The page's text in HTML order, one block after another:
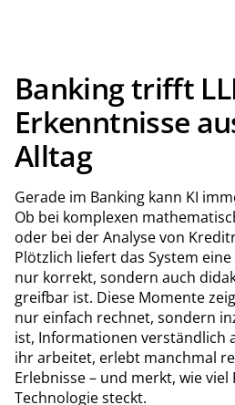
Banking trifft
Erkenntnisse
Alltag
Gerade im Banking kann KI
Ob bei komplexen
oder bei der Analyse von
Plötzlich liefert das System
nur korrekt, sondern auch
greifbar ist. Diese Momente
nur einfach rechnet, sondern
ist, Informationen verständlich
ihr arbeitet, erlebt manchmal
Erlebnisse – und merkt, wie
Technologie steckt.